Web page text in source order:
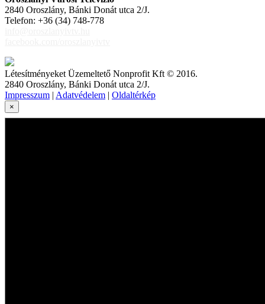
2840 Oroszlány, Bánki Donát utca 2/J.
Telefon: +36 (34) 748-778
Létesítményeket Üzemeltető Nonprofit Kft © 2016.
2840 Oroszlány, Bánki Donát utca 2/J.
Impresszum | Adatvédelem | Oldaltérkép
×